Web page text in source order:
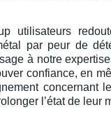
utilisateurs
par peur de
à notre
confiance, en
concernant
l’état de leur